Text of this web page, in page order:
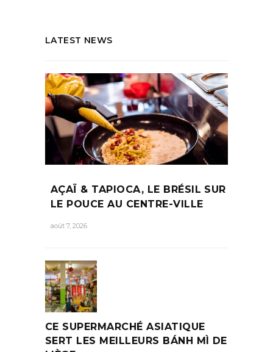
LATEST NEWS
AÇAÏ & TAPIOCA, LE BRÉSIL SUR
LE POUCE AU CENTRE-VILLE
août 7, 2026
CE SUPERMARCHÉ ASIATIQUE
SERT LES MEILLEURS BÁNH MÌ DE